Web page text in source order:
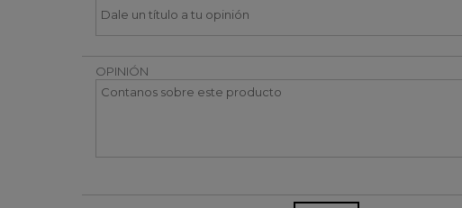
OPINIÓN